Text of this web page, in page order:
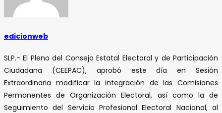
edicionweb
SLP.- El Pleno del Consejo Estatal Electoral y de Participación
Ciudadana (CEEPAC), aprobó este día en Sesión
Extraordinaria modificar la integración de las Comisiones
Permanentes de Organización Electoral, así como la de
Seguimiento del Servicio Profesional Electoral Nacional, al